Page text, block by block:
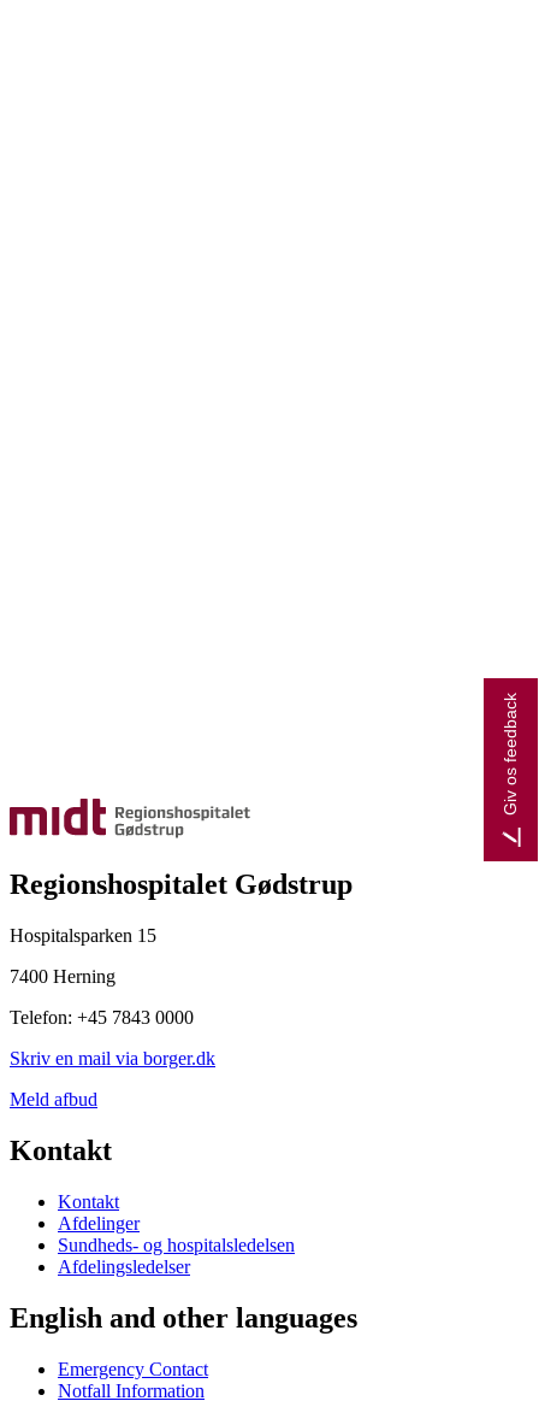
Regionshospitalet Gødstrup
Hospitalsparken 15
7400 Herning
Telefon: +45 7843 0000
Skriv en mail via borger.dk
Meld afbud
Kontakt
Kontakt
Afdelinger
Sundheds- og hospitalsledelsen
Afdelingsledelser
English and other languages
Emergency Contact
Notfall Information
Giv os feedback